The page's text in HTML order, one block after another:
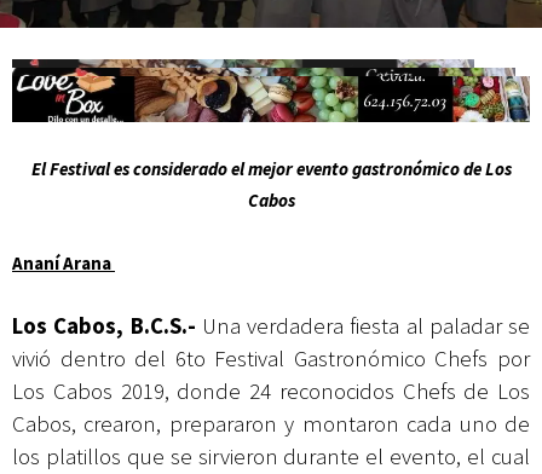
El Festival es considerado el mejor evento gastronómico de Los
Cabos
Ananí Arana
Los Cabos, B.C.S.- Una verdadera fiesta al paladar se
vivió dentro del 6to Festival Gastronómico Chefs por
Los Cabos 2019, donde 24 reconocidos Chefs de Los
Cabos, crearon, prepararon y montaron cada uno de
los platillos que se sirvieron durante el evento, el cual